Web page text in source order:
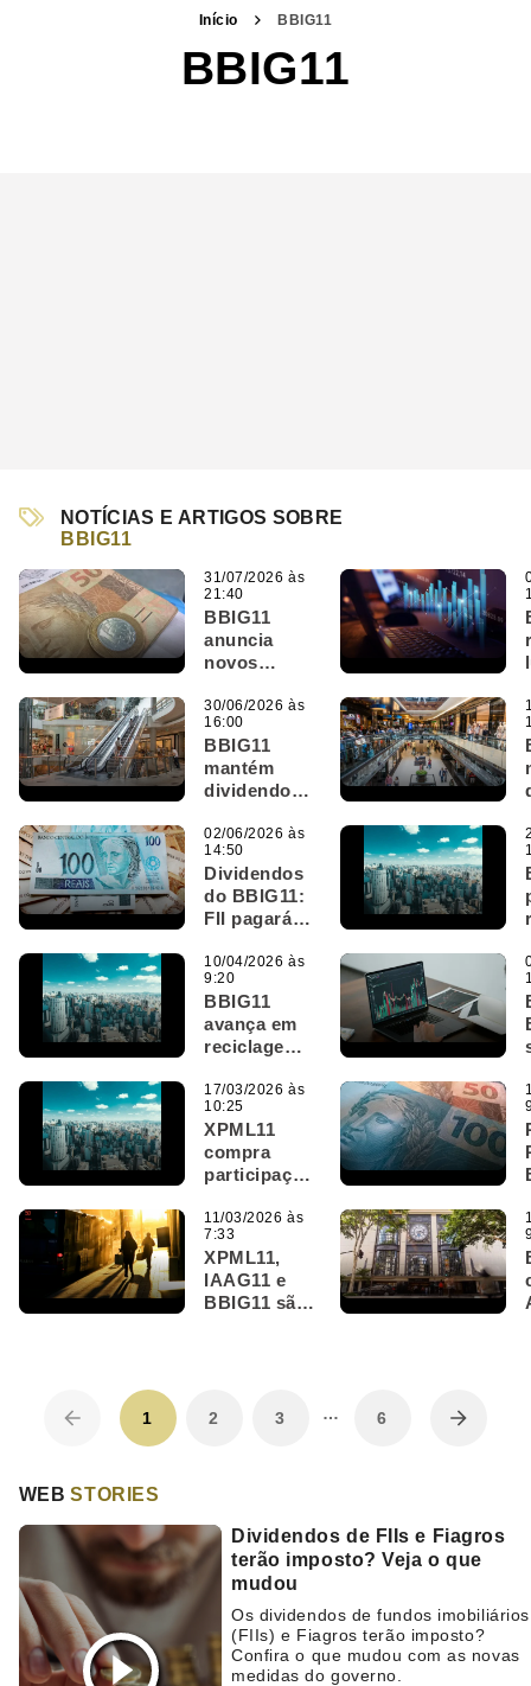
Início BBIG11
BBIG11
NOTÍCIAS E ARTIGOS SOBRE
BBIG11
BBIG11
anuncia
novos
por cota;
veja quem
tem direito e
valor
31/07/2026 às
21:40
BBIG11
mantém
dividendos,
R$ 21,4
milhões e
registra
ocupação
acima de
30/06/2026 às
16:00
Dividendos
do BBIG11:
FII pagará
acima de
1%; confira
02/06/2026 às
14:50
BBIG11
avança em
reciclagem
com vendas
no
Higienópolis
e Paulista
10/04/2026 às
9:20
XPML11
compra
participação
Shopping
Pátio
Higienópolis
por R$ 236,7
milhões
17/03/2026 às
10:25
XPML11,
IAAG11 e
BBIG11 são
11/03/2026 às
7:33
1 2 3 … 6
WEBSTORIES
Dividendos de FIIs e Fiagros
terão imposto? Veja o que
mudou
Os dividendos de fundos imobiliários
(FIIs) e Fiagros terão imposto?
Confira o que mudou com as novas
medidas do governo.